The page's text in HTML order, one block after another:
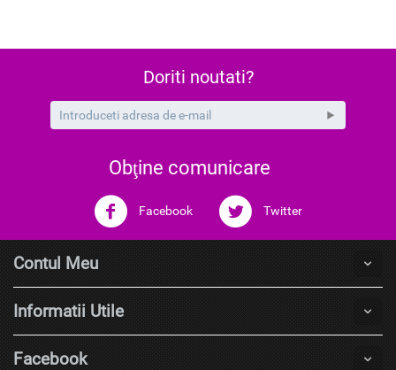
Doriti noutati?
Obţine comunicare
Facebook Twitter
Contul Meu
Informatii Utile
Facebook